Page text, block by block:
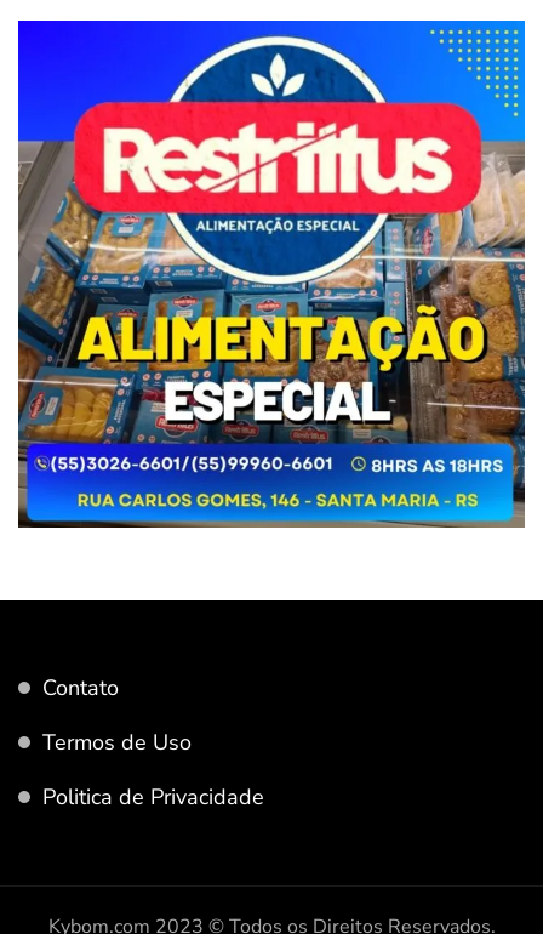
Contato
Termos de Uso
Politica de Privacidade
Kybom.com 2023 © Todos os Direitos Reservados.